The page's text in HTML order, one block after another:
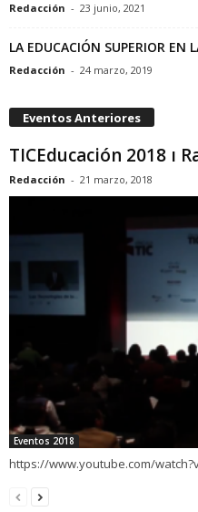
Redacción - 23 junio, 2021
LA EDUCACIÓN SUPERIOR EN
Redacción - 24 marzo, 2019
Eventos Anteriores
TICEducación 2018 ı
Redacción - 21 marzo, 2018
Eventos 2018
https://www.youtube.com/